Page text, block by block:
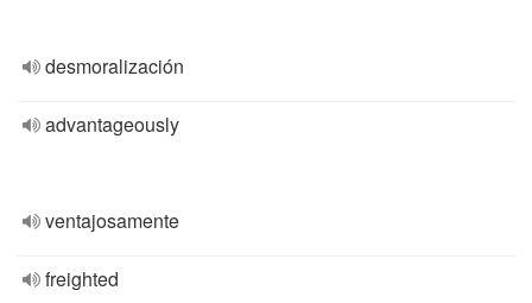
desmoralización
advantageously
ventajosamente
freighted